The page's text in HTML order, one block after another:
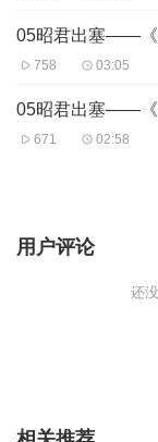
05昭君出塞——《
758 03:05
05昭君出塞——《
671 02:58
用户评论
还